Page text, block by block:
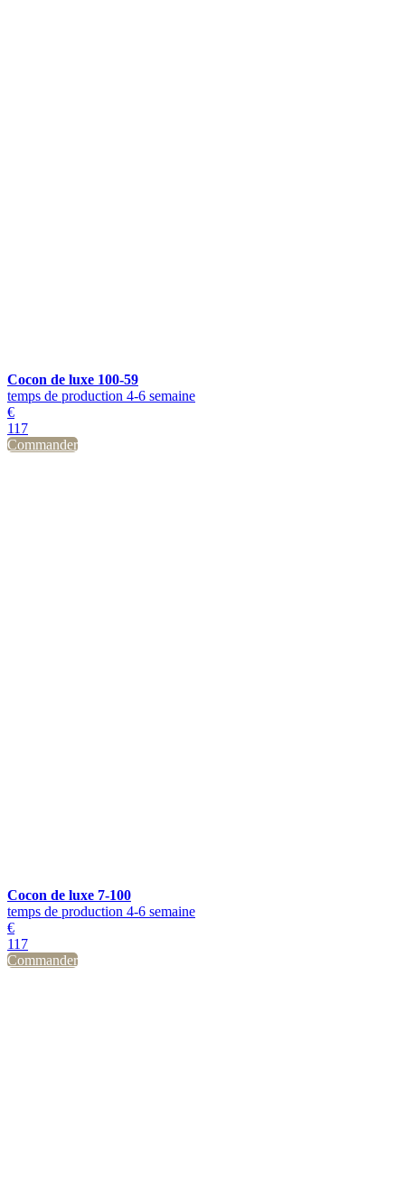
Cocon de luxe 100-59
temps de production 4-6 semaine
€
117
Commander
Cocon de luxe 7-100
temps de production 4-6 semaine
€
117
Commander